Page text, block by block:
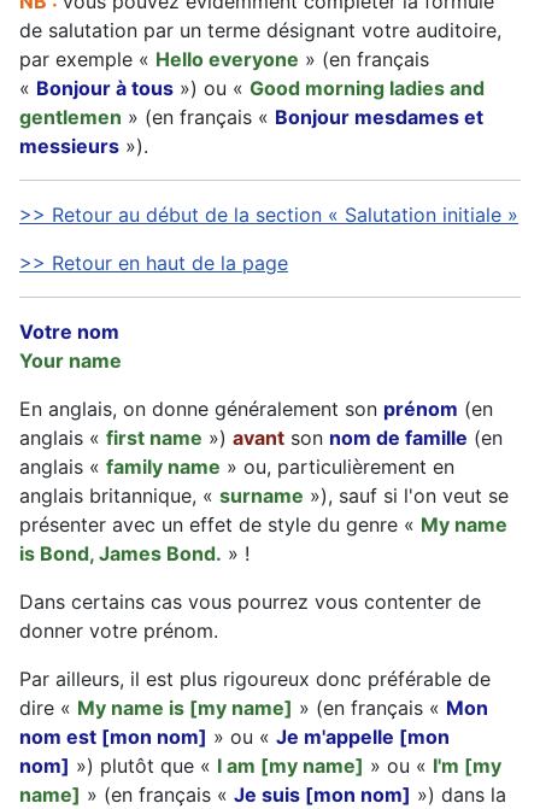
de salutation par un terme désignant votre auditoire,
par exemple « Hello everyone » (en français
« Bonjour à tous ») ou « Good morning ladies and
gentlemen » (en français « Bonjour mesdames et
messieurs »).
>> Retour au début de la section « Salutation initiale »
>> Retour en haut de la page
Votre nom
Your name
En anglais, on donne généralement son prénom (en
anglais « first name ») avant son nom de famille (en
anglais « family name » ou, particulièrement en
anglais britannique, « surname »), sauf si l'on veut se
présenter avec un effet de style du genre « My name
is Bond, James Bond. » !
Dans certains cas vous pourrez vous contenter de
donner votre prénom.
Par ailleurs, il est plus rigoureux donc préférable de
dire « My name is [my name] » (en français « Mon
nom est [mon nom] » ou « Je m'appelle [mon
nom] ») plutôt que « I am [my name] » ou « I'm [my
name] » (en français « Je suis [mon nom] ») dans la